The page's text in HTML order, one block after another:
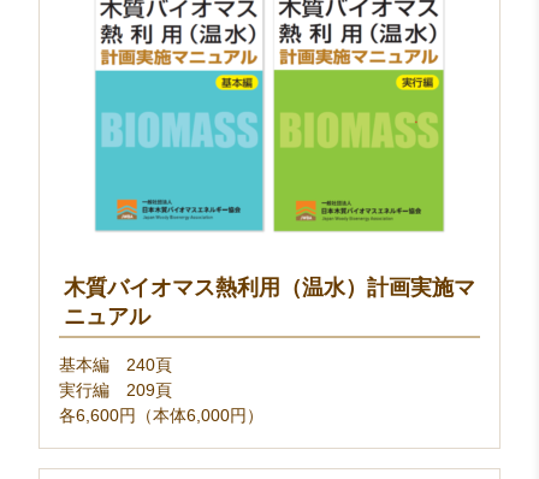
木質バイオマス熱利用（温水）計画実施マ
ニュアル
基本編 240頁
実行編 209頁
各6,600円（本体6,000円）